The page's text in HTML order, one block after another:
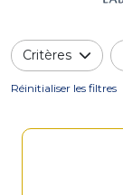
Critères
Réinitialiser les filtres